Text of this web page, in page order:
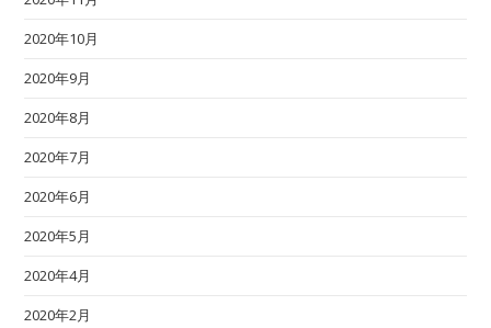
2020年10月
2020年9月
2020年8月
2020年7月
2020年6月
2020年5月
2020年4月
2020年2月